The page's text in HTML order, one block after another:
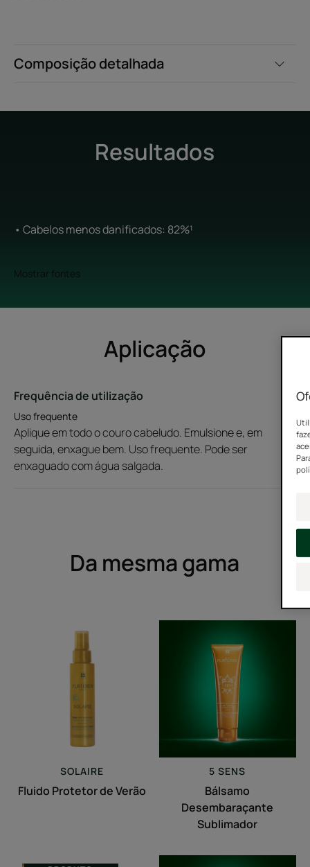
Composição detalhada
Resultados
• Cabelos menos danificados: 82%¹
Mostrar fontes
Aplicação
Frequência de utilização
Uso frequente
Aplique em todo o couro cabeludo. Emulsione e, em
seguida, enxague bem. Uso frequente. Pode ser
enxaguado com água salgada.
Da mesma gama
Fluido
Protetor
de
Verão
SOLAIRE
Fluido Protetor de Verão
Sublimador
5 SENS
Bálsamo
Desembaraçante
Sublimador
Máscara